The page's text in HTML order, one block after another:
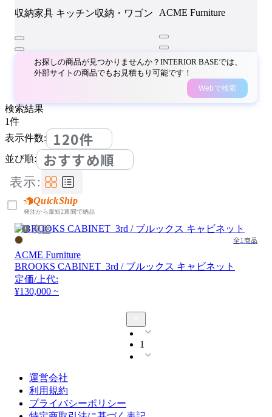
収納家具 キッチン収納・ワゴン ACME Furniture
お探しの商品が見つかりませんか？INTERIOR BASEでは、
外部サイトの商品でもお見積もり可能です！
Webで検索
検索結果
1件
表示件数:
120件
並び順: おすすめ順
表示:
QuickShip
発注から最短2週間で納品
廃盤
全1商品
ACME Furniture
BROOKS CABINET_3rd / ブルックス キャビネット
定価/上代:
¥130,000 ~
1
運営会社
利用規約
プライバシーポリシー